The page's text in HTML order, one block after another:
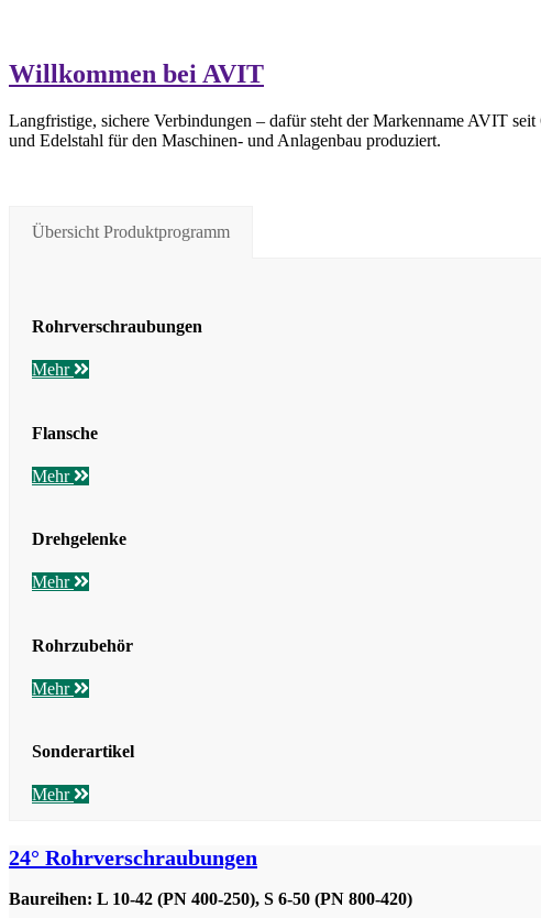
Willkommen bei AVIT
Langfristige, sichere Verbindungen – dafür steht der Markenname AVIT
und Edelstahl für den Maschinen- und Anlagenbau produziert.
Übersicht Produktprogramm
Rohrverschraubungen
Mehr
Flansche
Mehr
Drehgelenke
Mehr
Rohrzubehör
Mehr
Sonderartikel
Mehr
24° Rohrverschraubungen
Baureihen: L 10-42 (PN 400-250), S 6-50 (PN 800-420)